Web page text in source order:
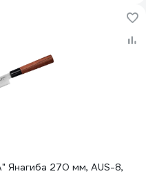
Янагиба 270 мм, AUS-8,